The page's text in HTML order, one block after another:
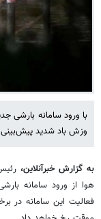
با ورود سامانه بارشی
وزش باد شدید
به گزارش خبرآنلاین،
هوا از ورود سامانه
فعالیت این سامانه در